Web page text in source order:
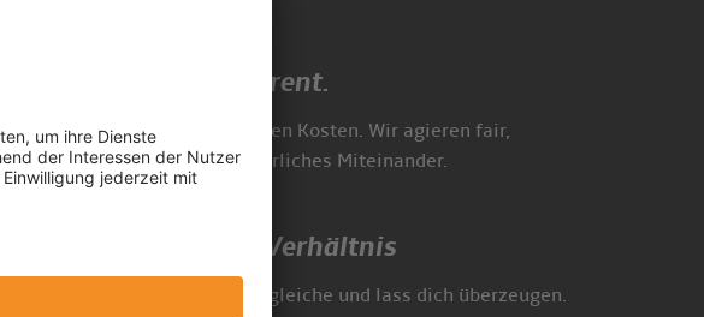
Fair. Ehrlich. Transparent.
Bei uns gibt es keine versteckten Kosten. Wir agieren fair,
transparent und pflegen ein ehrliches Miteinander.
Top Preis-Leistungs-Verhältnis
Viel Leistung, faire Preise. Vergleiche und lass dich überzeugen.